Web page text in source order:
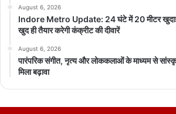
August 6, 2026
Indore Metro Update: 24 घंटे में 20 मीटर
खुद ही तैयार करेगी कंक्रीट की दीवारें
August 6, 2026
पारंपरिक संगीत, नृत्य और लोककलाओं के माध्यम से
मिला बढ़ावा